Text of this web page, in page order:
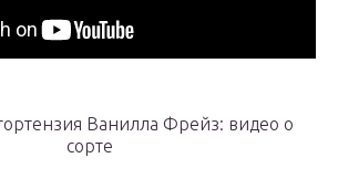
Ванилла Фрейз: видео о
сорте